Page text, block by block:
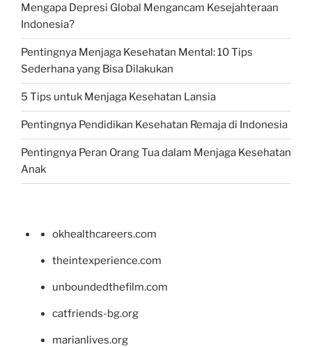
Mengapa Depresi Global Mengancam Kesejahteraan
Indonesia?
Pentingnya Menjaga Kesehatan Mental: 10 Tips
Sederhana yang Bisa Dilakukan
5 Tips untuk Menjaga Kesehatan Lansia
Pentingnya Pendidikan Kesehatan Remaja di Indonesia
Pentingnya Peran Orang Tua dalam Menjaga Kesehatan
Anak
okhealthcareers.com
theintexperience.com
unboundedthefilm.com
catfriends-bg.org
marianlives.org